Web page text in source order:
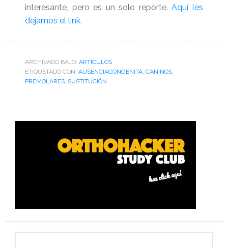
interesante, pero es un solo reporte.Aquí les
dejamos el link.
ARCHIVADO BAJO: ARTÌCULOS
ETIQUETADO CON: AUSENCIACONGENITA, CANINOS,
PREMOLARES, SUSTITUCIÓN
Barra
primaria